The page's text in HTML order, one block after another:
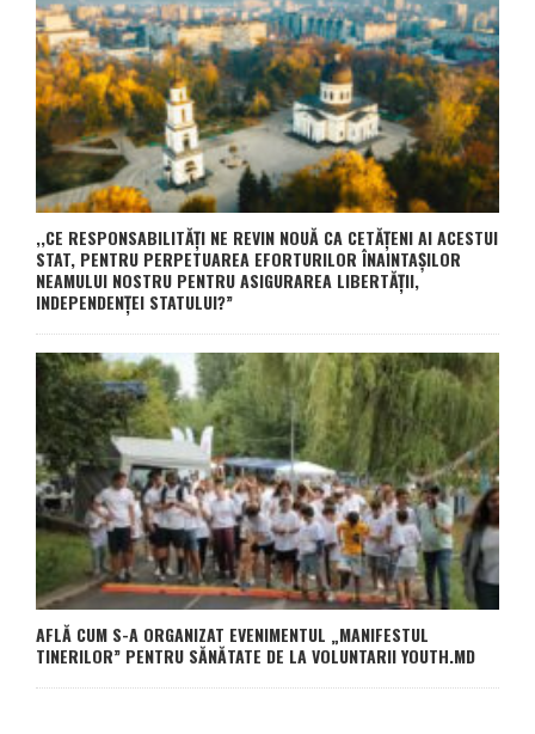
,,CE RESPONSABILITĂȚI NE REVIN NOUĂ CA CETĂȚENI AI ACESTUI
STAT, PENTRU PERPETUAREA EFORTURILOR ÎNAINTAȘILOR
NEAMULUI NOSTRU PENTRU ASIGURAREA LIBERTĂȚII,
INDEPENDENȚEI STATULUI?”
AFLĂ CUM S-A ORGANIZAT EVENIMENTUL „MANIFESTUL
TINERILOR” PENTRU SĂNĂTATE DE LA VOLUNTARII YOUTH.MD